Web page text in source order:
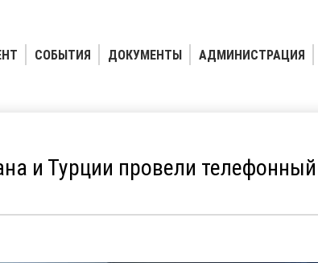
СОБЫТИЯ ДОКУМЕНТЫ АДМИНИСТРАЦИЯ
и Турции провели